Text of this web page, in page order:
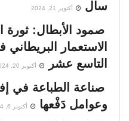
سال
أكتوبر 21, 2024
صمود الأبطال: ثورة
الاستعمار
التاسع عشر
أكتوبر 20, 2024
صناعة الطباعة في
وعوامل دَفْعها
أكتوبر 6, 2024